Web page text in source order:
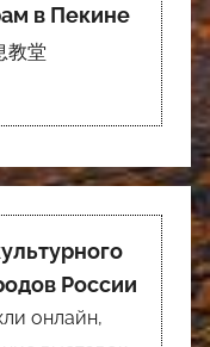
в Пекине
教堂
России
онлайн,